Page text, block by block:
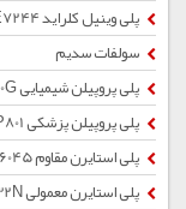
پلی وینیل کلراید E7244
سولفات سدیم
پلی پروپیلن شیمیایی RP240G
پلی پروپیلن پزشکی ARP801
پلی استایرن مقاوم 6045
پلی استایرن معمولی 32N